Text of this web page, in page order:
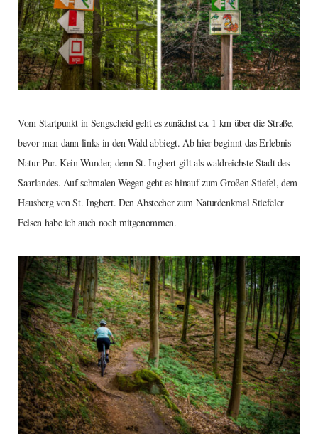
Vom Startpunkt in Sengscheid geht es zunächst ca. 1 km über die Straße,
bevor man dann links in den Wald abbiegt. Ab hier beginnt das Erlebnis
Natur Pur. Kein Wunder, denn St. Ingbert gilt als waldreichste Stadt des
Saarlandes. Auf schmalen Wegen geht es hinauf zum Großen Stiefel, dem
Hausberg von St. Ingbert. Den Abstecher zum Naturdenkmal Stiefeler
Felsen habe ich auch noch mitgenommen.